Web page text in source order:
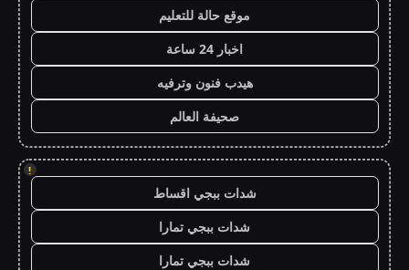
موقع حالة للتعليم
اخبار 24 ساعة
هيدب فنون وترفيه
صحيفة العالم
!
شدات ببجي اقساط
شدات ببجي تمارا
شدات ببجي تمارا